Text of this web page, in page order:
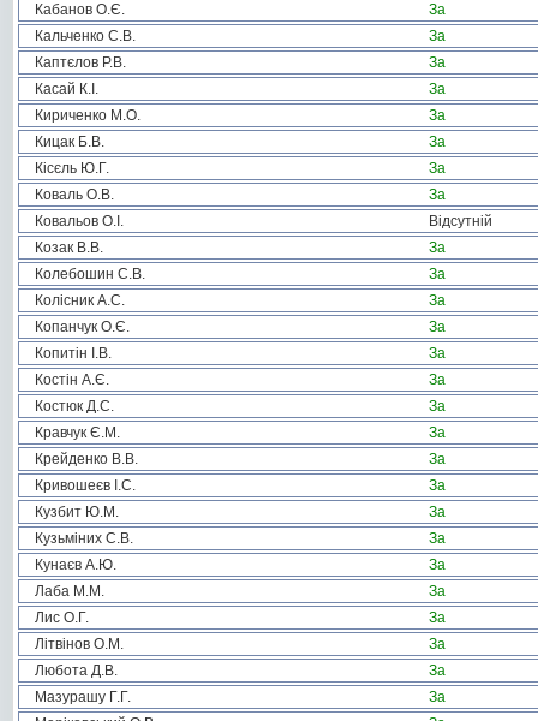
Кабанов О.Є.
За
Кальченко С.В.
За
Каптєлов Р.В.
За
Касай К.І.
За
Кириченко М.О.
За
Кицак Б.В.
За
Кісєль Ю.Г.
За
Коваль О.В.
За
Ковальов О.І.
Відсутній
Козак В.В.
За
Колебошин С.В.
За
Колісник А.С.
За
Копанчук О.Є.
За
Копитін І.В.
За
Костін А.Є.
За
Костюк Д.С.
За
Кравчук Є.М.
За
Крейденко В.В.
За
Кривошеєв І.С.
За
Кузбит Ю.М.
За
Кузьміних С.В.
За
Кунаєв А.Ю.
За
Лаба М.М.
За
Лис О.Г.
За
Літвінов О.М.
За
Любота Д.В.
За
Мазурашу Г.Г.
За